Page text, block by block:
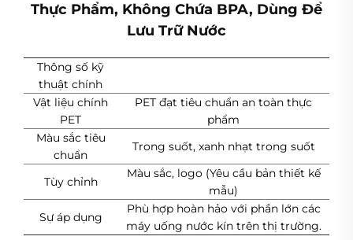
Thực Phẩm, Không Chứa BPA, Dùng Để
Lưu Trữ Nước
Thông số kỹ
thuật chính
Vật liệu chính
PET
PET đạt tiêu chuẩn an toàn thực
phẩm
Màu sắc tiêu
chuẩn
Trong suốt, xanh nhạt trong suốt
Tùy chỉnh
Màu sắc, logo (Yêu cầu bản thiết kế
mẫu)
Sự áp dụng
Phù hợp hoàn hảo với phần lớn các
máy uống nước kín trên thị trường.